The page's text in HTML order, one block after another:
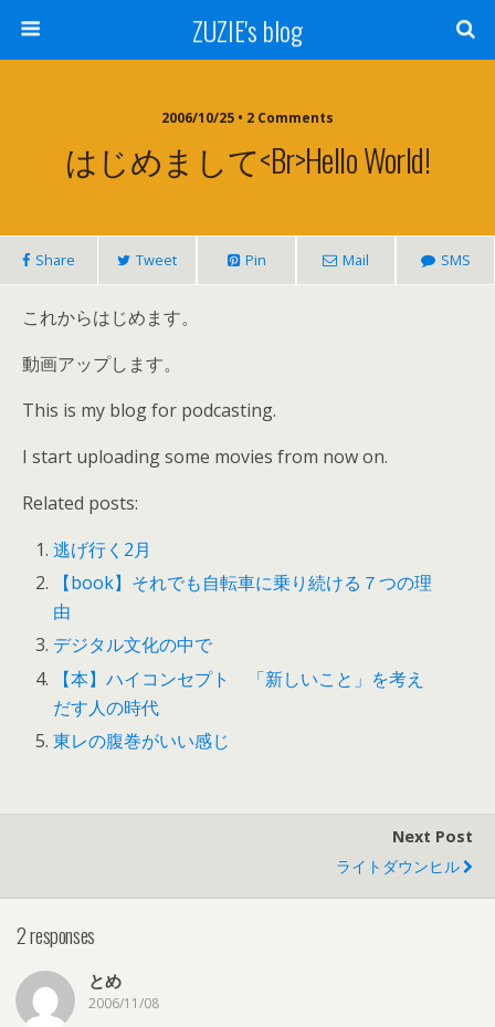
ZUZIE's blog
2006/10/25 • 2 Comments
はじめまして<br>Hello World!
Share Tweet Pin Mail SMS
これからはじめます。
動画アップします。
This is my blog for podcasting.
I start uploading some movies from now on.
Related posts:
逃げ行く2月
【book】それでも自転車に乗り続ける７つの理
由
デジタル文化の中で
【本】ハイコンセプト 「新しいこと」を考え
だす人の時代
東レの腹巻がいい感じ
Next Post
ライトダウンヒル
2 responses
とめ
2006/11/08